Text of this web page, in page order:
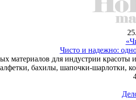
Чисто и надежно:
материалов для индустрии
бахилы, шапочки-шарлотки,